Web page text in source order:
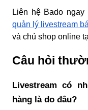
Liên hệ Bado
quản lý livestream
và chủ shop online
Câu hỏi
Livestream có
hàng là do đâu?